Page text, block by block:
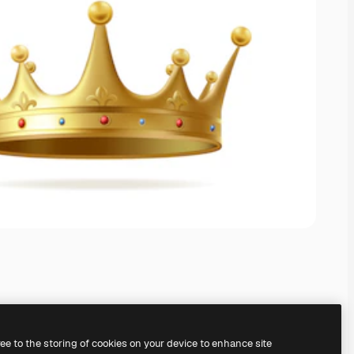
to the storing of cookies on your device to enhance site